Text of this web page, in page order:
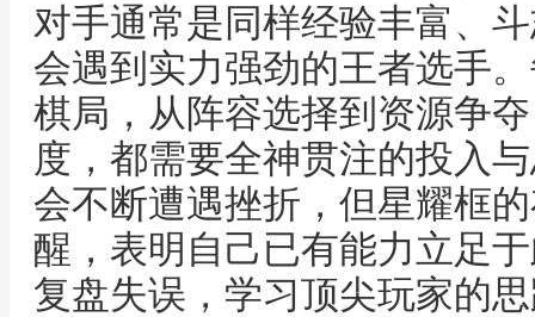
对手通常是同样经验丰富、
会遇到实力强劲的王者选手
棋局，从阵容选择到资源争
度，都需要全神贯注的投入
会不断遭遇挫折，但星耀框
醒，表明自己已有能力立足
复盘失误，学习顶尖玩家的